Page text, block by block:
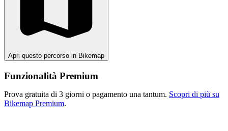
Apri questo percorso in Bikemap
Funzionalità Premium
Prova gratuita di 3 giorni o pagamento una tantum. Scopri di più su
Bikemap Premium.